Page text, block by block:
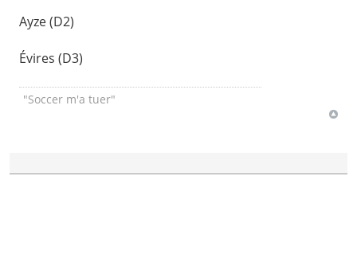
Ayze (D2)
Évires (D3)
"Soccer m'a tuer"